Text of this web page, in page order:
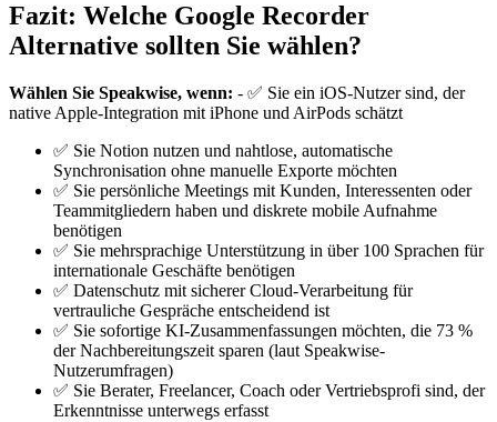
Fazit: Welche Google Recorder
Alternative sollten Sie wählen?
Wählen Sie Speakwise, wenn: - ✅ Sie ein iOS-Nutzer sind, der
native Apple-Integration mit iPhone und AirPods schätzt
✅ Sie Notion nutzen und nahtlose, automatische
Synchronisation ohne manuelle Exporte möchten
✅ Sie persönliche Meetings mit Kunden, Interessenten oder
Teammitgliedern haben und diskrete mobile Aufnahme
benötigen
✅ Sie mehrsprachige Unterstützung in über 100 Sprachen für
internationale Geschäfte benötigen
✅ Datenschutz mit sicherer Cloud-Verarbeitung für
vertrauliche Gespräche entscheidend ist
✅ Sie sofortige KI-Zusammenfassungen möchten, die 73 %
der Nachbereitungszeit sparen (laut Speakwise-
Nutzerumfragen)
✅ Sie Berater, Freelancer, Coach oder Vertriebsprofi sind, der
Erkenntnisse unterwegs erfasst